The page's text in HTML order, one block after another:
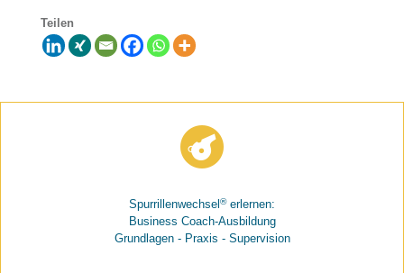
Teilen
Spurrillenwechsel ®erlernen:
Business Coach-Ausbildung
Grundlagen - Praxis - Supervision